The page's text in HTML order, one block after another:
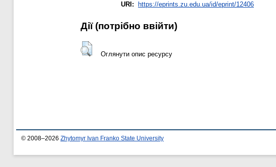
URI:
https://eprints.zu.edu.ua/id/eprint/12406
Дії ​​(потрібно ввійти)
Оглянути опис ресурсу
© 2008–2026 Zhytomyr Ivan Franko State University